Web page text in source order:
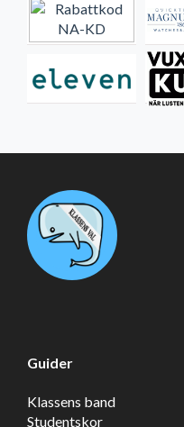
Guider
Klassens band
Studentskor